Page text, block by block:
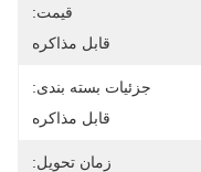
قیمت:
قابل مذاکره
جزئیات بسته بندی:
قابل مذاکره
زمان تحویل: